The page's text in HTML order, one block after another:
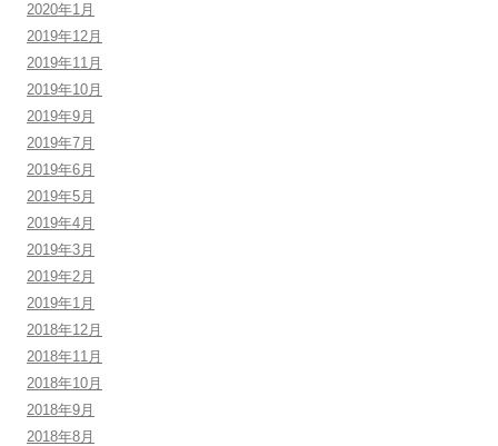
2020年1月
2019年12月
2019年11月
2019年10月
2019年9月
2019年7月
2019年6月
2019年5月
2019年4月
2019年3月
2019年2月
2019年1月
2018年12月
2018年11月
2018年10月
2018年9月
2018年8月